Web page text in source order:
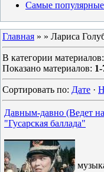
Самые
Главная » » Лариса
В категории материалов:
Показано материалов: 1-
Сортировать по: Дате ·
Давным-давно (Ведет
"Гусарская баллада"